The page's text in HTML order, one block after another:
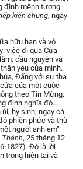
định mệnh tương
kiến chung, ngày
hữu hạn và vô
việc đi qua Cửa
cầu nguyện và
yêu của mình.
Đấng với sự tha
của một cuộc
theo Tin Mừng,
định nghĩa đó…
hy sinh, ngay cả
phiền phức và thù
người anh em”
Thánh, 25 tháng 12
1827). Đó là lời
trong hiện tại và